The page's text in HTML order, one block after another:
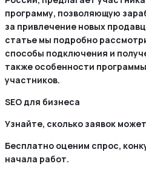
программу, позволяющую
за привлечение новых
статье мы подробно
способы подключения и
также особенности
участников.
SEO для бизнеса
Узнайте, сколько заявок
Бесплатно оценим спрос,
начала работ.